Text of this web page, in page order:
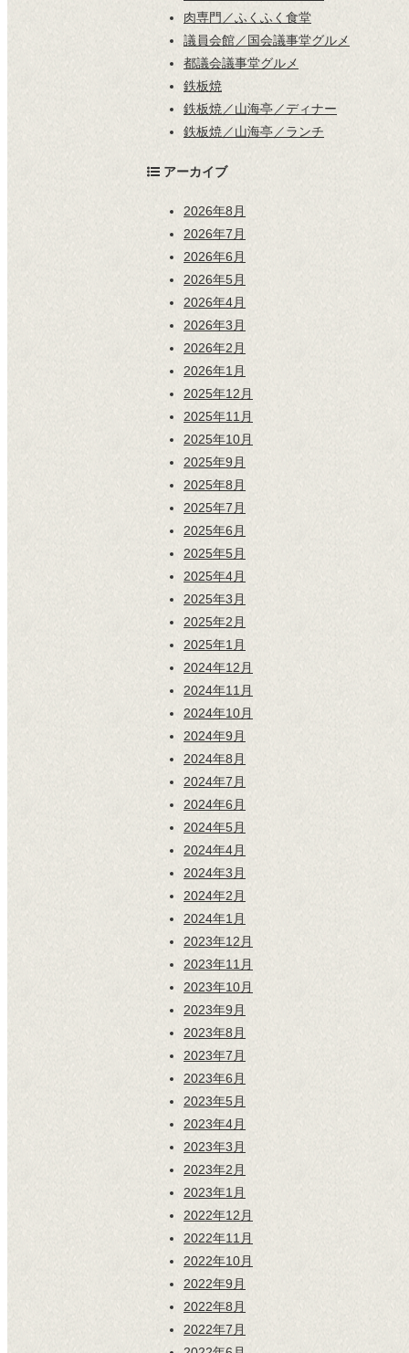
肉専門／ふくふく食堂
議員会館／国会議事堂グルメ
都議会議事堂グルメ
鉄板焼
鉄板焼／山海亭／ディナー
鉄板焼／山海亭／ランチ
アーカイブ
2026年8月
2026年7月
2026年6月
2026年5月
2026年4月
2026年3月
2026年2月
2026年1月
2025年12月
2025年11月
2025年10月
2025年9月
2025年8月
2025年7月
2025年6月
2025年5月
2025年4月
2025年3月
2025年2月
2025年1月
2024年12月
2024年11月
2024年10月
2024年9月
2024年8月
2024年7月
2024年6月
2024年5月
2024年4月
2024年3月
2024年2月
2024年1月
2023年12月
2023年11月
2023年10月
2023年9月
2023年8月
2023年7月
2023年6月
2023年5月
2023年4月
2023年3月
2023年2月
2023年1月
2022年12月
2022年11月
2022年10月
2022年9月
2022年8月
2022年7月